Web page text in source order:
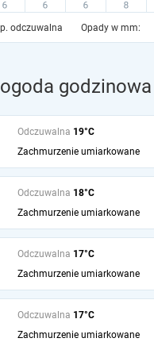
odczuwalna Opady w mm:
Odczuwalna 19°C
Zachmurzenie umiarkowane
Odczuwalna 18°C
Zachmurzenie umiarkowane
Odczuwalna 17°C
Zachmurzenie umiarkowane
Odczuwalna 17°C
Zachmurzenie umiarkowane